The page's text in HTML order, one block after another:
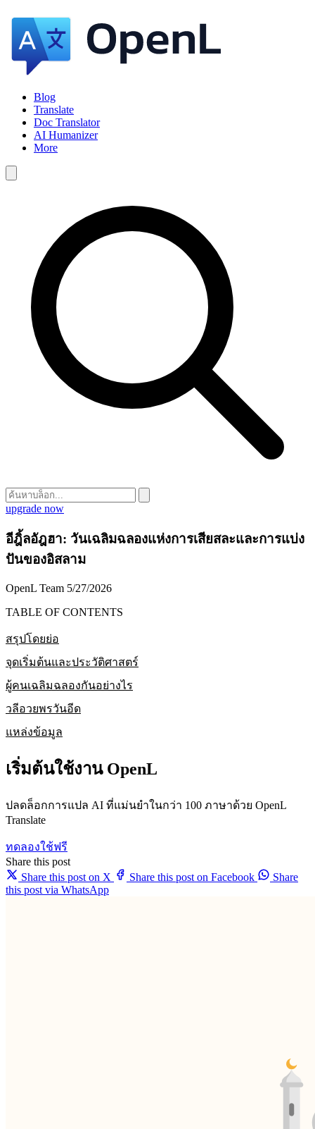
Blog
Translate
Doc Translator
AI Humanizer
More
upgrade now
อีฎิ้ลอัฎฮา: วันเฉลิมฉลองแห่งการเสียสละและการแบ่ง
ปันของอิสลาม
OpenL Team 5/27/2026
TABLE OF CONTENTS
สรุปโดยย่อ
จุดเริ่มต้นและประวัติศาสตร์
ผู้คนเฉลิมฉลองกันอย่างไร
วลีอวยพรวันอีด
แหล่งข้อมูล
เริ่มต้นใช้งาน OpenL
ปลดล็อกการแปล AI ที่แม่นยำในกว่า 100 ภาษาด้วย OpenL
Translate
ทดลองใช้ฟรี
Share this post
Share this post on X
Share this post on Facebook
Share
this post via WhatsApp